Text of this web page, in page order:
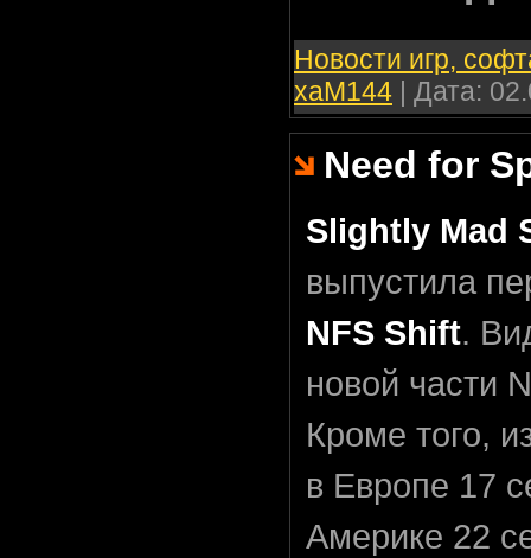
Новости игр,
xaM144 | Дата:
Need for
Slightly Mad
выпустила
NFS Shift.
новой части
Кроме того,
в Европе 17
Америке 22